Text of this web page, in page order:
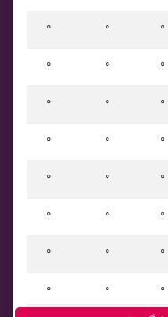
۰ ۰ ۰
۰ ۰ ۰
۰ ۰ ۰
۰ ۰ ۰
۰ ۰ ۰
۰ ۰ ۰
۰ ۰ ۰
۰ ۰ ۰